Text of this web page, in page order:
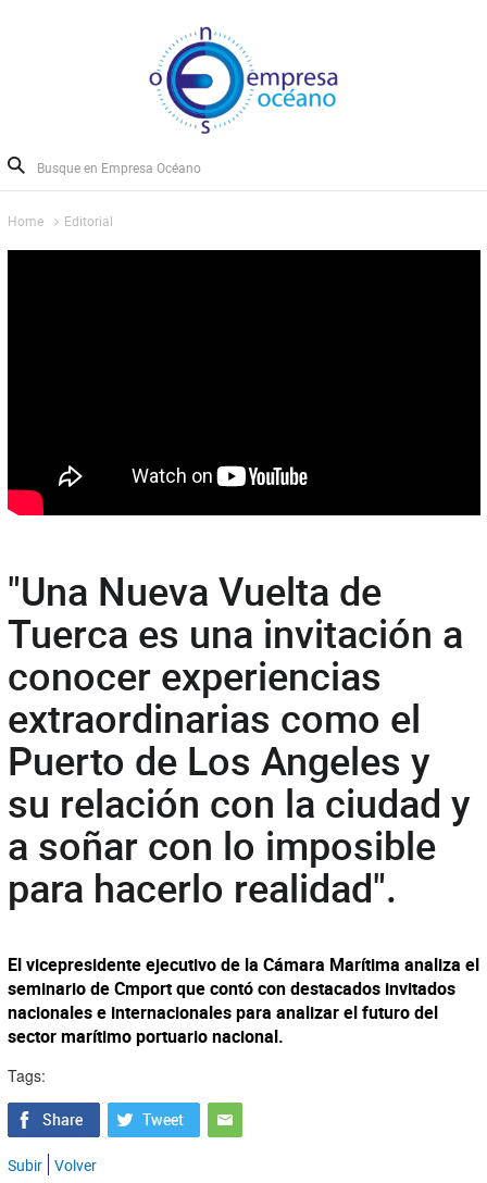
Home Editorial
"Una Nueva Vuelta de
Tuerca es una invitación a
conocer experiencias
extraordinarias como el
Puerto de Los Angeles y
su relación con la ciudad y
a soñar con lo imposible
para hacerlo realidad".
El vicepresidente ejecutivo de la Cámara Marítima analiza el
seminario de Cmport que contó con destacados invitados
nacionales e internacionales para analizar el futuro del
sector marítimo portuario nacional.
Tags:
Subir Volver